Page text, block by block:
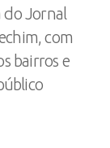
do Jornal
com
bairros e